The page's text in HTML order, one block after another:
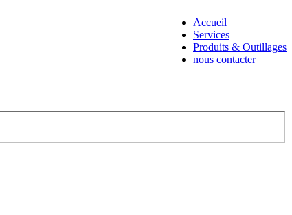
Accueil
Services
Produits & Outillages
nous contacter